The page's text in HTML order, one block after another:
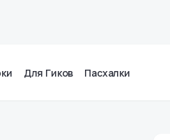
Для Гиков Пасхалки